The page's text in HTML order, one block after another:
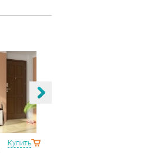
Купить